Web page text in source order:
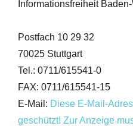
Informationsfreiheit
Postfach 10 29 32
70025 Stuttgart
Tel.: 0711/615541-0
FAX: 0711/615541-15
E-Mail: Diese E-Mail-
geschützt! Zur Anzeige